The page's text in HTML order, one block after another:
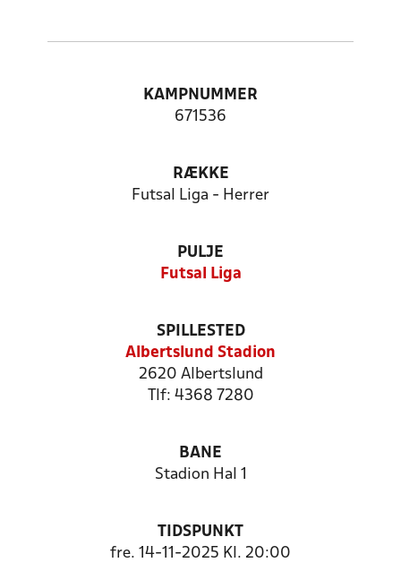
KAMPNUMMER
671536
RÆKKE
Futsal Liga - Herrer
PULJE
Futsal Liga
SPILLESTED
Albertslund Stadion
2620 Albertslund
Tlf: 4368 7280
BANE
Stadion Hal 1
TIDSPUNKT
fre. 14-11-2025 Kl. 20:00